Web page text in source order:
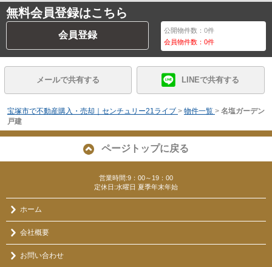
無料会員登録はこちら
会員登録 公開物件数：0件
会員物件数：0件
メールで共有する LINEで共有する
宝塚市で不動産購入・売却｜センチュリー21ライブ > 物件一覧 > 名塩ガーデン
戸建
ページトップに戻る
営業時間:9：00～19：00
定休日:水曜日 夏季年末年始
ホーム
会社概要
お問い合わせ